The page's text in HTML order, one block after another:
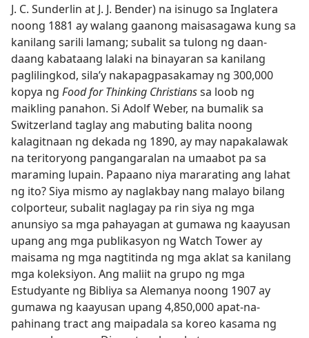
J. C. Sunderlin at J. J. Bender) na isinugo sa Inglatera
noong 1881 ay walang gaanong maisasagawa kung sa
kanilang sarili lamang; subalit sa tulong ng daan-
daang kabataang lalaki na binayaran sa kanilang
paglilingkod, sila’y nakapagpasakamay ng 300,000
kopya ng Food for Thinking Christianssa loob ng
maikling panahon. Si Adolf Weber, na bumalik sa
Switzerland taglay ang mabuting balita noong
kalagitnaan ng dekada ng 1890, ay may napakalawak
na teritoryong pangangaralan na umaabot pa sa
maraming lupain. Papaano niya mararating ang lahat
ng ito? Siya mismo ay naglakbay nang malayo bilang
colporteur, subalit naglagay pa rin siya ng mga
anunsiyo sa mga pahayagan at gumawa ng kaayusan
upang ang mga publikasyon ng Watch Tower ay
maisama ng mga nagtitinda ng mga aklat sa kanilang
mga koleksiyon. Ang maliit na grupo ng mga
Estudyante ng Bibliya sa Alemanya noong 1907 ay
gumawa ng kaayusan upang 4,850,000 apat-na-
pahinang tract ang maipadala sa koreo kasama ng